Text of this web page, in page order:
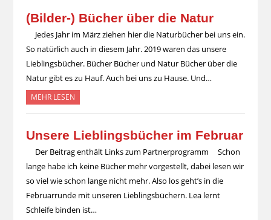
(Bilder-) Bücher über die Natur
Jedes Jahr im März ziehen hier die Naturbücher bei uns ein.
So natürlich auch in diesem Jahr. 2019 waren das unsere
Lieblingsbücher. Bücher Bücher und Natur Bücher über die
Natur gibt es zu Hauf. Auch bei uns zu Hause. Und…
MEHR LESEN
Unsere Lieblingsbücher im Februar
Der Beitrag enthält Links zum Partnerprogramm Schon
lange habe ich keine Bücher mehr vorgestellt, dabei lesen wir
so viel wie schon lange nicht mehr. Also los geht’s in die
Februarrunde mit unseren Lieblingsbüchern. Lea lernt
Schleife binden ist…